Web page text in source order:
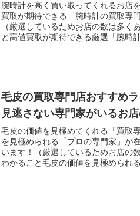
腕時計を高く買い取ってくれるお店
買取が期待できる「腕時計の買取専
（厳選しているためお店の数は多く
と高値買取が期待できる厳選「腕時
毛皮の買取専門店おすすめ
見逃さない専門家がいるお店
毛皮の価値を見極めてくれる「買取
を見極められる「プロの専門家」が
います！（厳選しているためお店の
わかること毛皮の価値を見極められ